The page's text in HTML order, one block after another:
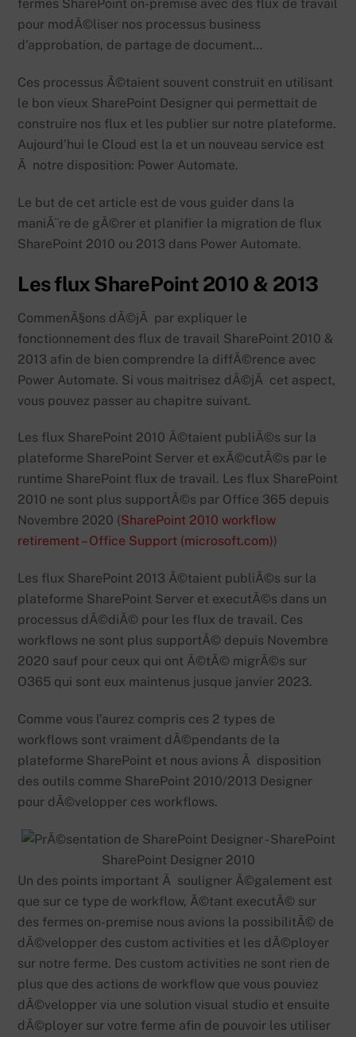
fermes SharePoint on-premise avec des flux de travail
pour modÃ©liser nos processus business
d’approbation, de partage de document…
Ces processus Ã©taient souvent construit en utilisant
le bon vieux SharePoint Designer qui permettait de
construire nos flux et les publier sur notre plateforme.
Aujourd’hui le Cloud est la et un nouveau service est
Ã notre disposition: Power Automate.
Le but de cet article est de vous guider dans la
maniÃ¨re de gÃ©rer et planifier la migration de flux
SharePoint 2010 ou 2013 dans Power Automate.
Les flux SharePoint 2010 & 2013
CommenÃ§ons dÃ©jÃ par expliquer le
fonctionnement des flux de travail SharePoint 2010 &
2013 afin de bien comprendre la diffÃ©rence avec
Power Automate. Si vous maitrisez dÃ©jÃ cet aspect,
vous pouvez passer au chapitre suivant.
Les flux SharePoint 2010 Ã©taient publiÃ©s sur la
plateforme SharePoint Server et exÃ©cutÃ©s par le
runtime SharePoint flux de travail. Les flux SharePoint
2010 ne sont plus supportÃ©s par Office 365 depuis
Novembre 2020 (SharePoint 2010 workflow
retirement – Office Support (microsoft.com))
Les flux SharePoint 2013 Ã©taient publiÃ©s sur la
plateforme SharePoint Server et executÃ©s dans un
processus dÃ©diÃ© pour les flux de travail. Ces
workflows ne sont plus supportÃ© depuis Novembre
2020 sauf pour ceux qui ont Ã©tÃ© migrÃ©s sur
O365 qui sont eux maintenus jusque janvier 2023.
Comme vous l’aurez compris ces 2 types de
workflows sont vraiment dÃ©pendants de la
plateforme SharePoint et nous avions Ã disposition
des outils comme SharePoint 2010/2013 Designer
pour dÃ©velopper ces workflows.
SharePoint Designer 2010
Un des points important Ã souligner Ã©galement est
que sur ce type de workflow, Ã©tant executÃ© sur
des fermes on-premise nous avions la possibilitÃ© de
dÃ©velopper des custom activities et les dÃ©ployer
sur notre ferme. Des custom activities ne sont rien de
plus que des actions de workflow que vous pouviez
dÃ©velopper via une solution visual studio et ensuite
dÃ©ployer sur votre ferme afin de pouvoir les utiliser